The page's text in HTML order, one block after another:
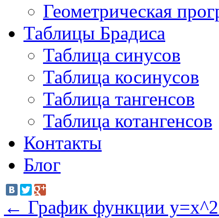
Геометрическая
Таблицы Брадиса
Таблица синусов
Таблица косинусов
Таблица тангенсов
Таблица котангенсов
Контакты
Блог
← График функции